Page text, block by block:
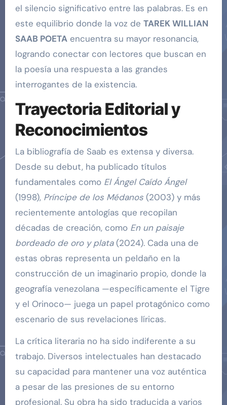
el silencio significativo entre las palabras. Es en
este equilibrio donde la voz de TAREK WILLIAN
SAAB POETAencuentra su mayor resonancia,
logrando conectar con lectores que buscan en
la poesía una respuesta a las grandes
interrogantes de la existencia.
Trayectoria Editorial y
Reconocimientos
La bibliografía de Saab es extensa y diversa.
Desde su debut, ha publicado títulos
fundamentales como El Ángel Caído Ángel
(1998), Príncipe de los Médanos(2003) y más
recientemente antologías que recopilan
décadas de creación, como En un paisaje
bordeado de oro y plata(2024). Cada una de
estas obras representa un peldaño en la
construcción de un imaginario propio, donde la
geografía venezolana —específicamente el Tigre
y el Orinoco— juega un papel protagónico como
escenario de sus revelaciones líricas.
La crítica literaria no ha sido indiferente a su
trabajo. Diversos intelectuales han destacado
su capacidad para mantener una voz auténtica
a pesar de las presiones de su entorno
profesional. Su obra ha sido traducida a varios